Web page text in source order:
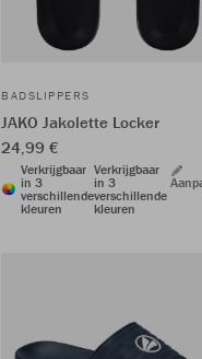
BADSLIPPERS
JAKO Jakolette Locker
24,99 €
Verkrijgbaar
in 3
verschillende
kleuren
Verkrijgbaar
in 3
verschillende
kleuren